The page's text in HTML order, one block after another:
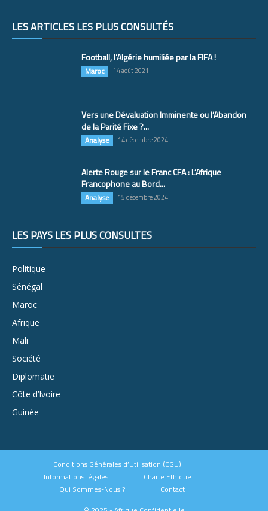
LES ARTICLES LES PLUS CONSULTÉS
Football, l’Algérie humiliée par la FIFA !
Maroc 14 août 2021
Vers une Dévaluation Imminente ou l’Abandon
de la Parité Fixe ?...
Analyse 14 décembre 2024
Alerte Rouge sur le Franc CFA : L’Afrique
Francophone au Bord...
Analyse 15 décembre 2024
LES PAYS LES PLUS CONSULTÉS
Politique
Sénégal
Maroc
Afrique
Mali
Société
Diplomatie
Côte d’Ivoire
Guinée
Conditions Générales d’Utilisation (CGU)
Informations légales
Charte Ethique
Qui Sommes-Nous ?
Contact